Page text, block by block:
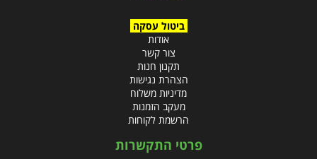
ביטול עסקה
אודות
צור קשר
תקנון חנות
הצהרת נגישות
מדיניות משלוח
מעקב הזמנות
הרשמת לקוחות
פרטי התקשרות